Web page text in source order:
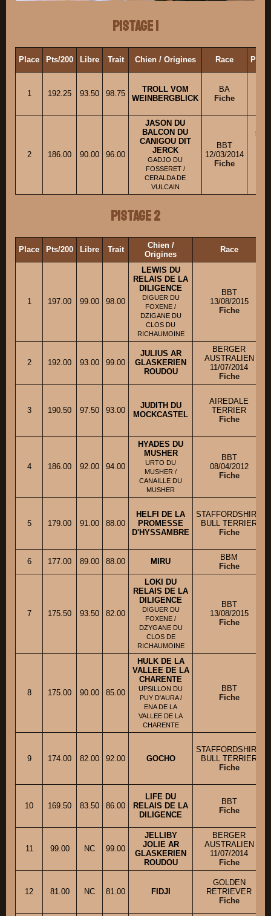
Pistage 1
Place Pts/200 Libre Trait Chien / Origines Race
1 192.25 93.50 98.75
TROLL VOM
WEINBERGBLICK
BA
Fiche
2 186.00 90.00 96.00
JASON DU
BALCON DU
CANIGOU DIT
JERCK
GADJO DU
FOSSERET /
CERALDA DE
VULCAIN
BBT
12/03/2014
Fiche
Pistage 2
Place Pts/200 Libre Trait
Chien /
Origines
Race
1 197.00 99.00 98.00
LEWIS DU
RELAIS DE LA
DILIGENCE
DIGUER DU
FOXENE /
DZIGANE DU
CLOS DU
RICHAUMOINE
BBT
13/08/2015
Fiche
2 192.00 93.00 99.00
JULIUS AR
GLASKERIEN
ROUDOU
BERGER
AUSTRALIEN
11/07/2014
Fiche
3 190.50 97.50 93.00
JUDITH DU
MOCKCASTEL
AIREDALE
TERRIER
Fiche
4 186.00 92.00 94.00
HYADES DU
MUSHER
URTO DU
MUSHER /
CANAILLE DU
MUSHER
BBT
08/04/2012
Fiche
5 179.00 91.00 88.00
HELFI DE LA
PROMESSE
D'HYSSAMBRE
STAFFORDSHIRE
BULL TERRIER
Fiche
6 177.00 89.00 88.00 MIRU
BBM
Fiche
7 175.50 93.50 82.00
LOKI DU
RELAIS DE LA
DILIGENCE
DIGUER DU
FOXENE /
DZYGANE DU
CLOS DE
RICHAUMOINE
BBT
13/08/2015
Fiche
8 175.00 90.00 85.00
HULK DE LA
VALLEE DE LA
CHARENTE
UPSILLON DU
PUY D'AURA /
ENA DE LA
VALLEE DE LA
CHARENTE
BBT
Fiche
9 174.00 82.00 92.00 GOCHO
STAFFORDSHIRE
BULL TERRIER
Fiche
10 169.50 83.50 86.00
LIFE DU
RELAIS DE LA
DILIGENCE
BBT
Fiche
11 99.00 NC 99.00
JELLIBY
JOLIE AR
GLASKERIEN
ROUDOU
BERGER
AUSTRALIEN
11/07/2014
Fiche
12 81.00 NC 81.00 FIDJI
GOLDEN
RETRIEVER
Fiche